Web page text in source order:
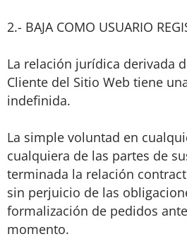
2.- BAJA COMO USUARIO
La relación jurídica derivada
Cliente del Sitio Web tiene
indefinida.
La simple voluntad en
cualquiera de las partes de
terminada la relación
sin perjuicio de las
formalización de pedidos
momento.